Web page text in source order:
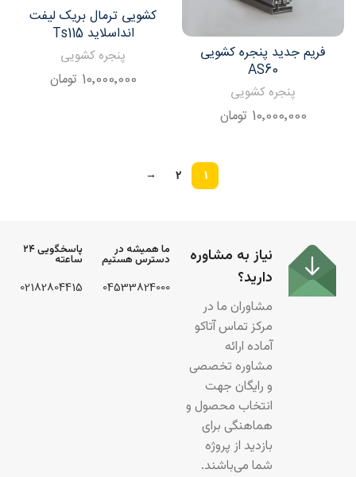
فریم جدید پنجره کشویی
AS60
پنجره کشویی
10٬000٬000 تومان
کشویی ترمال بریک لیفت
انداسلاید Ts115
پنجره کشویی
10٬000٬000 تومان
1
2
→
نیاز به مشاوره
دارید؟
مشاوران ما در
مرکز تماس آتاکو
آماده ارائه
مشاوره تخصصی
و رایگان جهت
انتخاب محصول و
هماهنگی برای
بازدید از پروژه
شما می‌باشند.
ما همیشه در
دسترس هستیم
04533824000
پاسخگویی ۲۴
ساعته
02182804415